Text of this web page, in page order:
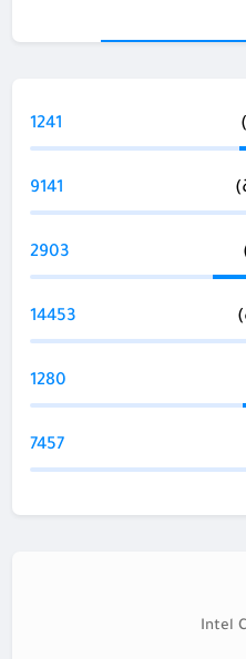
1241
9141
2903
14453
1280
7457